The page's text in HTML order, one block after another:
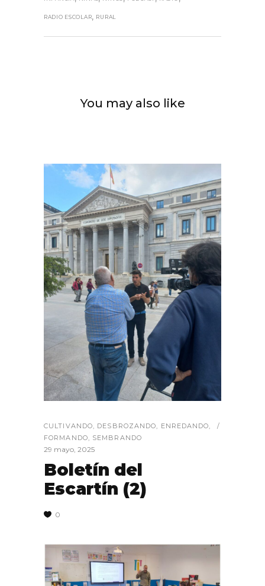
RADIO ESCOLAR, RURAL
You may also like
CULTIVANDO, DESBROZANDO, ENREDANDO,
FORMANDO, SEMBRANDO
29 mayo, 2025
Boletín del
Escartín (2)
0